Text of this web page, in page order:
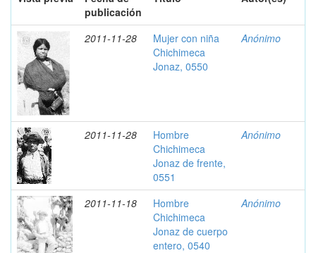
publicación
2011-11-28
Mujer con niña
Chichimeca
Jonaz, 0550
Anónimo
2011-11-28
Hombre
Chichimeca
Jonaz de frente,
0551
Anónimo
2011-11-18
Hombre
Chichimeca
Jonaz de cuerpo
entero, 0540
Anónimo